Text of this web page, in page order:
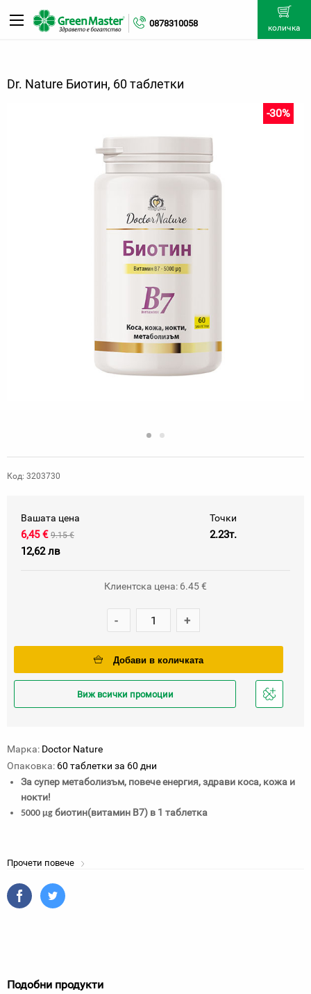
0878310058 количка
Dr. Nature Биотин, 60 таблетки
-30%
Код: 3203730
Вашата цена
6,45 € 9.15 €
12,62 лв
Точки
2.23т.
Клиентска цена: 6.45 €
- +
Добави в количката
Виж всички промоции
Добави
Марка: Doctor Nature
Опаковка: 60 таблетки за 60 дни
За супер метаболизъм, повече енергия, здрави коса, кожа и
нокти!
5000 µg биотин(витамин В7) в 1 таблетка
Прочети повече
Подобни продукти